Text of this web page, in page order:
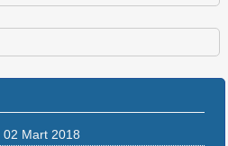
02 Mart 2018